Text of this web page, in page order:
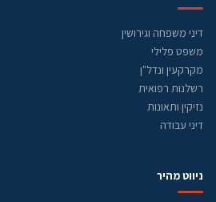
דיני משפחה וגירושין
משפט פלילי
מקרקעין ונדל"ן
רשלנות רפואית
נזיקין ותאונות
דיני עבודה
ניווט מהיר